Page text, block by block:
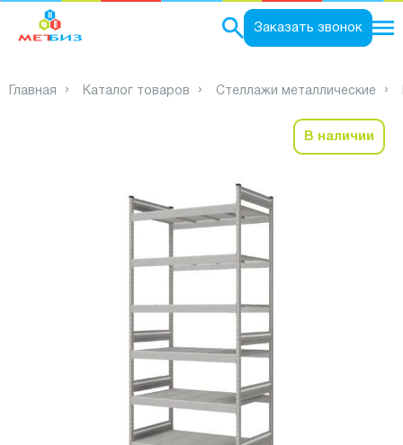
Заказать звонок
Главная Каталог товаров Стеллажи металлические
В наличии